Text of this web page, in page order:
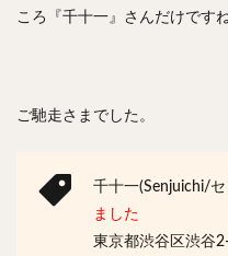
ころ『千十一』さんだけですね
ご馳走さまでした。
千十一(Senjuichi/
ました
東京都渋谷区渋谷